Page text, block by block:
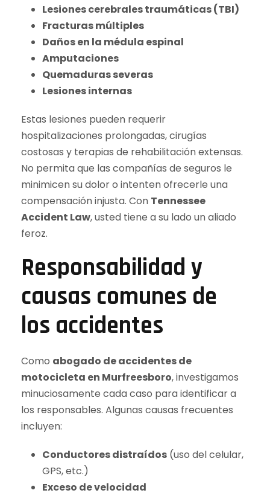
Lesiones cerebrales traumáticas (TBI)
Fracturas múltiples
Daños en la médula espinal
Amputaciones
Quemaduras severas
Lesiones internas
Estas lesiones pueden requerir
hospitalizaciones prolongadas, cirugías
costosas y terapias de rehabilitación extensas.
No permita que las compañías de seguros le
minimicen su dolor o intenten ofrecerle una
compensación injusta. Con Tennessee
Accident Law, usted tiene a su lado un aliado
feroz.
Responsabilidad y
causas comunes de
los accidentes
Como abogado de accidentes de
motocicleta en Murfreesboro, investigamos
minuciosamente cada caso para identificar a
los responsables. Algunas causas frecuentes
incluyen:
Conductores distraídos (uso del celular,
GPS, etc.)
Exceso de velocidad